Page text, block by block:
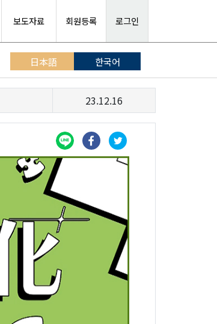
보도자료 회원등록 로그인
日本語 한국어
23.12.16